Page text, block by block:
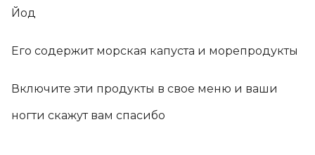
Йод
Его содержит морская капуста и морепродукты
Включите эти продукты в свое меню и ваши
ногти скажут вам спасибо